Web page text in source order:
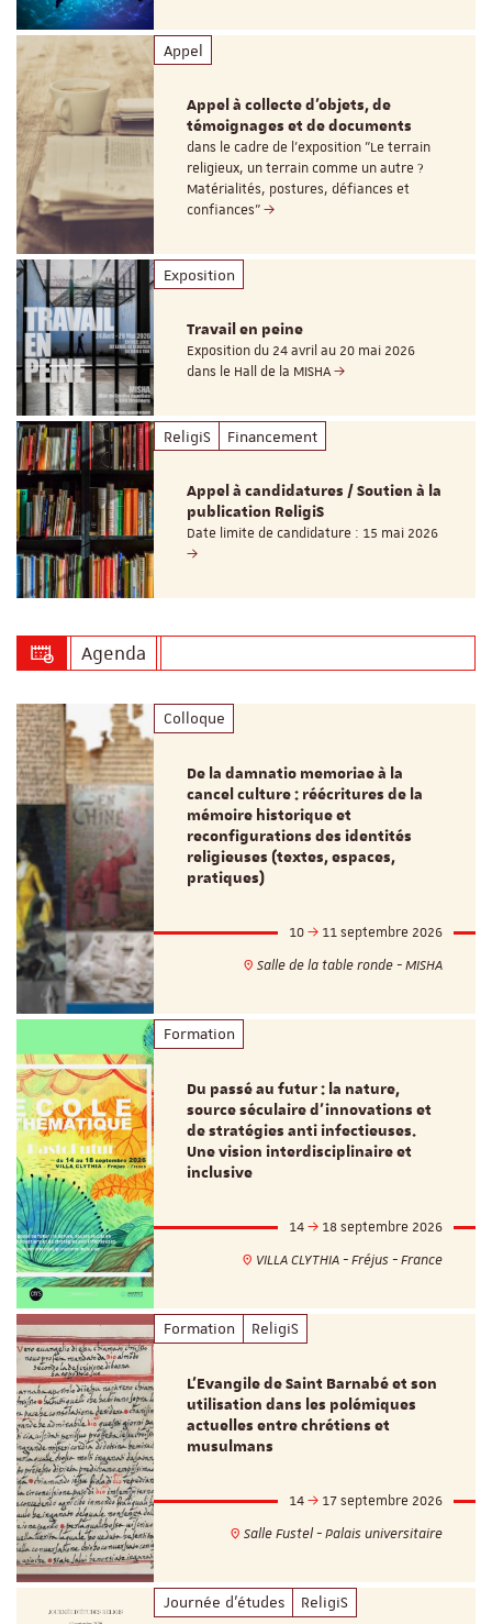
Appel
Appel à collecte d'objets, de
témoignages et de documents
dans le cadre de l'exposition "Le terrain
religieux, un terrain comme un autre ?
Matérialités, postures, défiances et
confiances"
Exposition
Travail en peine
Exposition du 24 avril au 20 mai 2026
dans le Hall de la MISHA
ReligiS Financement
Appel à candidatures / Soutien à la
publication ReligiS
Date limite de candidature : 15 mai 2026
Agenda
Colloque
De la damnatio memoriae à la
cancel culture : réécritures de la
mémoire historique et
reconfigurations des identités
religieuses (textes, espaces,
pratiques)
10
11 septembre 2026
Salle de la table ronde - MISHA
Formation
Du passé au futur : la nature,
source séculaire d’innovations et
de stratégies anti infectieuses.
Une vision interdisciplinaire et
inclusive
14
18 septembre 2026
VILLA CLYTHIA - Fréjus - France
Formation ReligiS
L’Evangile de Saint Barnabé et son
utilisation dans les polémiques
actuelles entre chrétiens et
musulmans
14
17 septembre 2026
Salle Fustel - Palais universitaire
Journée d'études ReligiS